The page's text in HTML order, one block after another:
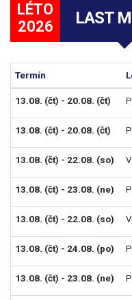
LÉTO
2026
LAST
Termín
13.08. (čt) - 20.08. (čt)
13.08. (čt) - 20.08. (čt)
13.08. (čt) - 22.08. (so)
13.08. (čt) - 23.08. (ne)
13.08. (čt) - 22.08. (so)
13.08. (čt) - 24.08. (po)
13.08. (čt) - 23.08. (ne)